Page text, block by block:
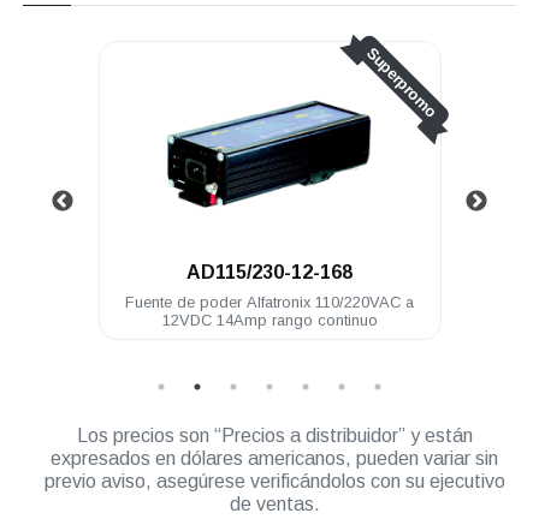
Superpromo
AD115/230-12-168
Fuente de poder Alfatronix 110/220VAC a
12VDC 14Amp rango continuo
Los precios son “Precios a distribuidor” y están
expresados en dólares americanos, pueden variar sin
previo aviso, asegúrese verificándolos con su ejecutivo
de ventas.